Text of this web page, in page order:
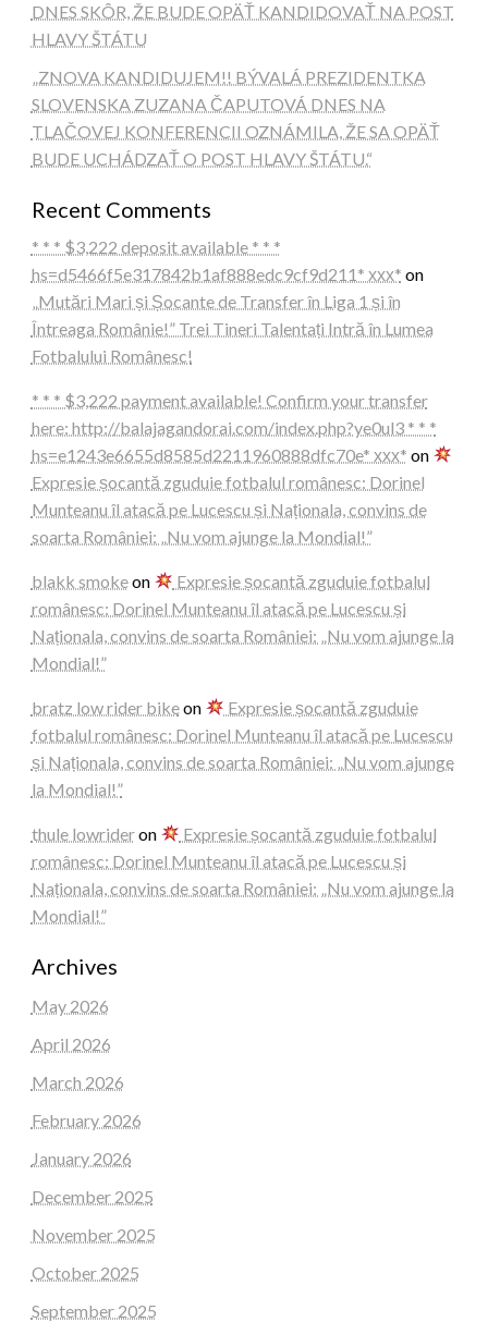
DNES SKÔR, ŽE BUDE OPÄŤ KANDIDOVAŤ NA POST
HLAVY ŠTÁTU
„ZNOVA KANDIDUJEM!! BÝVALÁ PREZIDENTKA
SLOVENSKA ZUZANA ČAPUTOVÁ DNES NA
TLAČOVEJ KONFERENCII OZNÁMILA, ŽE SA OPÄŤ
BUDE UCHÁDZAŤ O POST HLAVY ŠTÁTU.“
Recent Comments
* * * $3,222 deposit available * * *
hs=d5466f5e317842b1af888edc9cf9d211* ххх* on
„Mutări Mari și Șocante de Transfer în Liga 1 și în
Întreaga Românie!” Trei Tineri Talentați Intră în Lumea
Fotbalului Românesc!
* * * $3,222 payment available! Confirm your transfer
here: http://balajagandorai.com/index.php?ye0ul3 * * *
hs=e1243e6655d8585d2211960888dfc70e* ххх* on
Expresie șocantă zguduie fotbalul românesc: Dorinel
Munteanu îl atacă pe Lucescu și Naționala, convins de
soarta României: „Nu vom ajunge la Mondial!”
blakk smokeon
Expresie șocantă zguduie fotbalul
românesc: Dorinel Munteanu îl atacă pe Lucescu și
Naționala, convins de soarta României: „Nu vom ajunge la
Mondial!”
bratz low rider bikeon
Expresie șocantă zguduie
fotbalul românesc: Dorinel Munteanu îl atacă pe Lucescu
și Naționala, convins de soarta României: „Nu vom ajunge
la Mondial!”
thule lowrideron
Expresie șocantă zguduie fotbalul
românesc: Dorinel Munteanu îl atacă pe Lucescu și
Naționala, convins de soarta României: „Nu vom ajunge la
Mondial!”
Archives
May 2026
April 2026
March 2026
February 2026
January 2026
December 2025
November 2025
October 2025
September 2025